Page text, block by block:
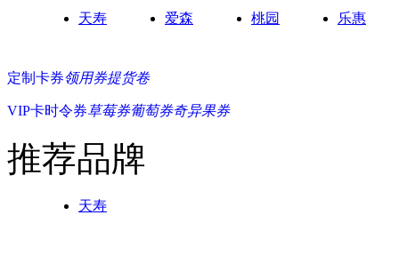
天寿 爱森 桃园 乐惠
定制卡券领用券提货卷
VIP卡时令券草莓券葡萄券奇异果券
推荐品牌
天寿